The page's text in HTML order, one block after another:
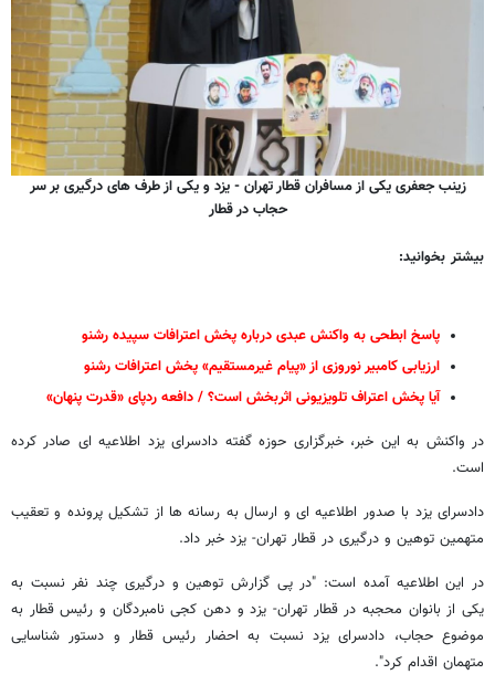
زینب جعفری یکی از مسافران قطار تهران - یزد و یکی از طرف های درگیری بر سر
حجاب در قطار
بیشتر بخوانید:
پاسخ ابطحی به واکنش عبدی درباره پخش اعترافات سپیده رشنو
ارزیابی کامبیر نوروزی از «پیام غیرمستقیم» پخش اعترافات رشنو
آیا پخش اعتراف تلویزیونی اثربخش است؟ / دافعه ردپای «قدرت پنهان»
در واکنش به این خبر، خبرگزاری حوزه گفته دادسرای یزد اطلاعیه ای صادر کرده
است.
دادسرای یزد با صدور اطلاعیه ای و ارسال به رسانه ها از تشکیل پرونده و تعقیب
متهمین توهین و درگیری در قطار تهران- یزد خبر داد.
در این اطلاعیه آمده است: "در پی گزارش توهین و درگیری چند نفر نسبت به
یکی از بانوان محجبه در قطار تهران- یزد و دهن کجی نامبردگان و رئیس قطار به
موضوع حجاب، دادسرای یزد نسبت به احضار رئیس قطار و دستور شناسایی
متهمان اقدام کرد".